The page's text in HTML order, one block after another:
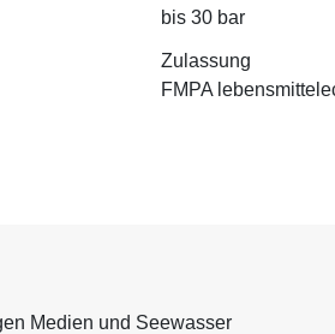
bis 30 bar
Zulassung
FMPA
Medien und Seewasser